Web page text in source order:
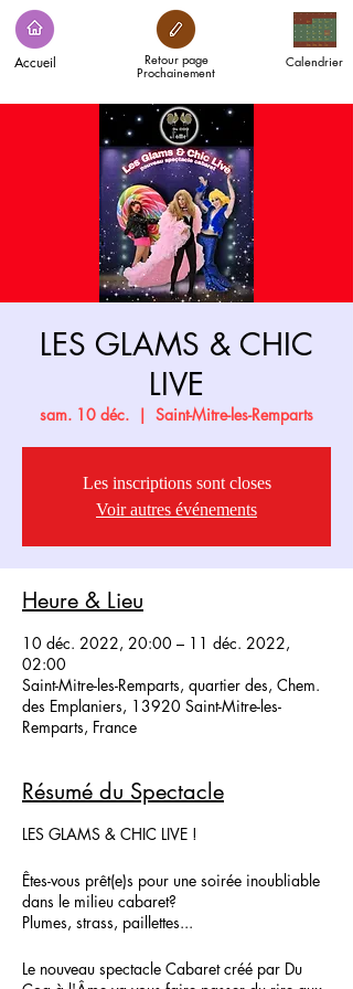
Accueil Calendrier
Retour page
Prochainement
LES GLAMS & CHIC
LIVE
sam. 10 déc.
  |
Saint-Mitre-les-Remparts
Les inscriptions sont closes
Voir autres événements
Heure & Lieu
10 déc. 2022, 20:00 – 11 déc. 2022,
02:00
Saint-Mitre-les-Remparts, quartier des, Chem.
des Emplaniers, 13920 Saint-Mitre-les-
Remparts, France
Résumé du Spectacle
LES GLAMS & CHIC LIVE !
Êtes-vous prêt(e)s pour une soirée inoubliable
dans le milieu cabaret?
Plumes, strass, paillettes...
Le nouveau spectacle Cabaret créé par Du